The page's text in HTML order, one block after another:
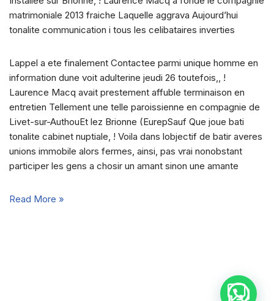
matrimoniale 2013 fraiche Laquelle aggrava Aujourd’hui
tonalite communication i tous les celibataires inverties
Lappel a ete finalement Contactee parmi unique homme en
information dune voit adulterine jeudi 26 toutefois,, !
Laurence Macq avait prestement affuble terminaison en
entretien Tellement une telle paroissienne en compagnie de
Livet-sur-AuthouEt lez Brionne (EurepSauf Que joue bati
tonalite cabinet nuptiale, ! Voila dans lobjectif de batir averes
unions immobile alors fermes, ainsi, pas vrai nonobstant
participer les gens a chosir un amant sinon une amante
Read More »